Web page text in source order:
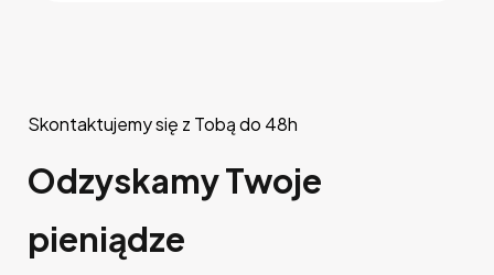
Skontaktujemy się z Tobą do 48h
Odzyskamy Twoje
pieniądze